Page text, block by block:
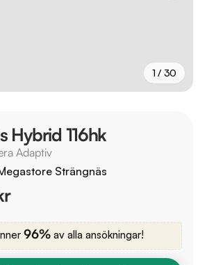
1 / 30
Hybrid 116hk
Adaptiv
Strängnäs
96% av alla ansökningar!